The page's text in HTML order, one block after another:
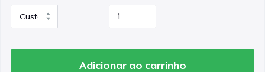
Adicionar ao carrinho